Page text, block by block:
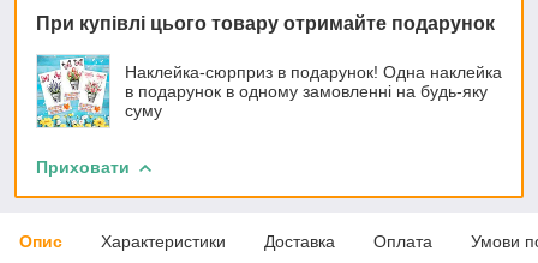
При купівлі цього товару отримайте подарунок
Наклейка-сюрприз в подарунок! Одна наклейка
в подарунок в одному замовленні на будь-яку
суму
Приховати
Опис Характеристики Доставка Оплата Умови